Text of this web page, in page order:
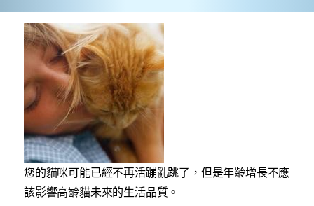
您的貓咪可能已經不再活蹦亂跳了，但是年齡增長不應
該影響高齡貓未來的生活品質。